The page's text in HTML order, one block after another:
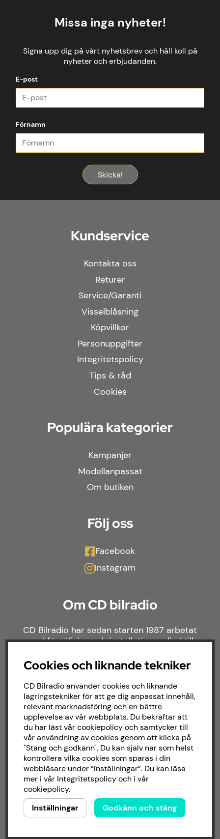
Missa inga nyheter!
Signa upp dig på vårt nyhetsbrev och håll koll på
nyheter och erbjudanden.
E-post
Förnamn
Skicka!
Kundservice
Kontakta oss
Returer
Service/Garanti
Visselblåsning
Köpvillkor
Personuppgifter
Integritetspolicy
Tips & råd
Cookies
Populära kategorier
Kampanjer
Modellanpassat
Om butiken
Följ oss
Facebook
Instagram
Om CD bilradio
CD Bilradio har sedan starten 1987 arbetat
med försäljning och installation av ljud till
brett sortiment av billjud till alla typer av
bilmärken och behov.
Cookies och liknande tekniker
CD Bilradio använder cookies och liknande
lagringstekniker för att ge dig anpassat innehåll,
relevant marknadsföring och en bättre
upplevelse av vår webbplats. Du bekräftar att
du har läst vår cookiepolicy och samtycker till
vår användning av cookies genom att klicka på
"Stäng och godkänn". Du kan själv när som helst
kontrollera vilka cookies som sparas i din
webbläsare under ”Inställningar”. Du kan läsa
mer i vår Integritetspolicyoch i vår
cookiepolicy.
Inställningar
Godkänn och stäng